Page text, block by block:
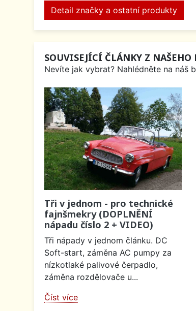
Detail značky a ostatní produkty
SOUVISEJÍCÍ ČLÁNKY Z NAŠEHO
Nevíte jak vybrat? Nahlédněte na náš
Tři v jednom - pro technické
fajnšmekry (DOPLNĚNÍ
nápadu číslo 2 + VIDEO)
Tři nápady v jednom článku. DC
Soft-start, záměna AC pumpy za
nízkotlaké palivové čerpadlo,
záměna rozdělovače u...
Číst více